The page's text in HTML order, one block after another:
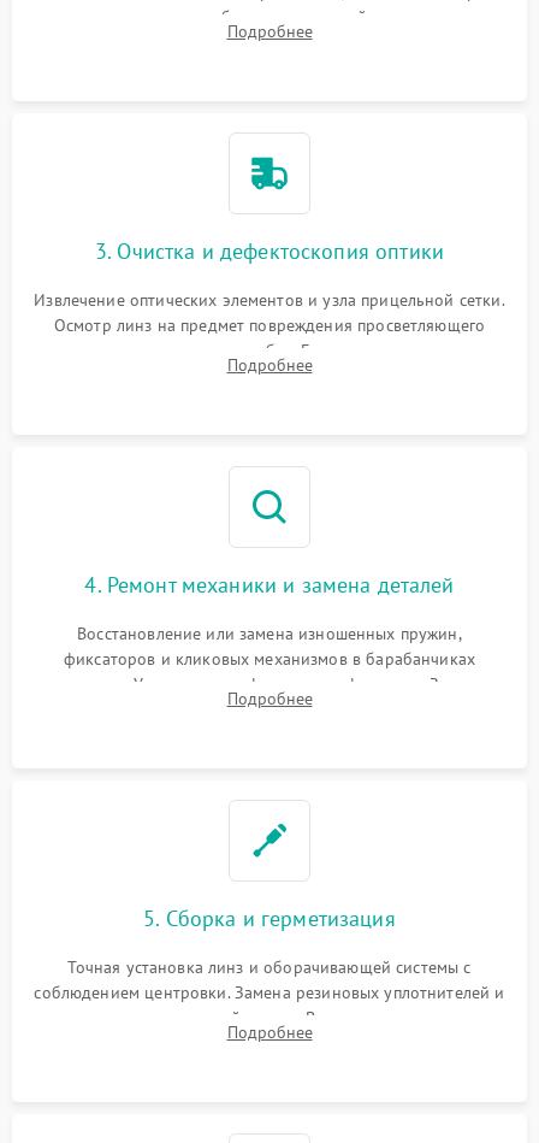
внутренних резьбовых соединений, пружин и
уплотнительных колец. Поиск причин люфта, смещения
Подробнее
3. Очистка и дефектоскопия оптики
Извлечение оптических элементов и узла прицельной сетки.
Осмотр линз на предмет повреждения просветляющего
покрытия или появления грибка. Бережная очистка стекол
спецрастворами. Проверка целостности гравированной
Подробнее
4. Ремонт механики и замена деталей
Восстановление или замена изношенных пружин,
фиксаторов и кликовых механизмов в барабанчиках
поправок. Устранение люфтов в трансфокаторе. Замена
поврежденных линз, разбитой сетки или восстановление
Подробнее
5. Сборка и герметизация
Точная установка линз и оборачивающей системы с
соблюдением центровки. Замена резиновых уплотнителей и
нанесение влагозащитной смазки. Вакуумирование корпуса
и заполнение его осушенным азотом или аргоном для
Подробнее